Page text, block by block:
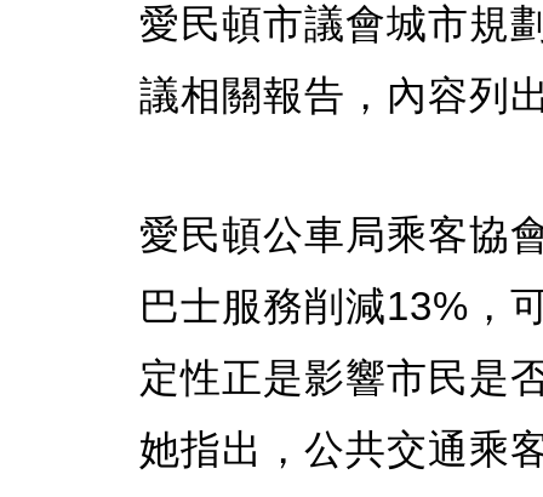
愛民頓市議會城市規
議相關報告，內容列
愛民頓公車局乘客協
巴士服務削減13%，
定性正是影響市民是
她指出，公共交通乘